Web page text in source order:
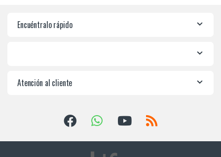
Encuéntralo rápido
Atención al cliente